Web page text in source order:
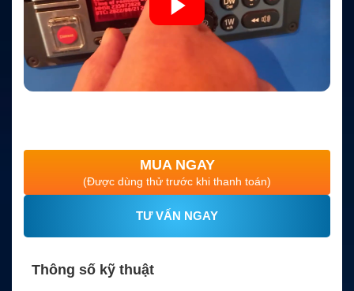
MUA NGAY
(Được dùng thử trước khi thanh toán)
TƯ VẤN NGAY
Thông số kỹ thuật